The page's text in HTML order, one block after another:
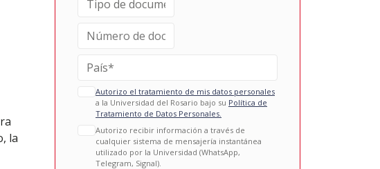
la
Autorizo el tratamiento de mis datos personales
a la Universidad del Rosario bajo su Política de
Tratamiento de Datos Personales.
Autorizo recibir información a través de
cualquier sistema de mensajería instantánea
utilizado por la Universidad (WhatsApp,
Telegram, Signal).